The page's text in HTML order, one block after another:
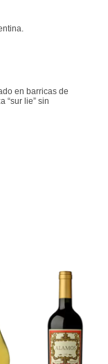
en barricas de
“sur lie” sin